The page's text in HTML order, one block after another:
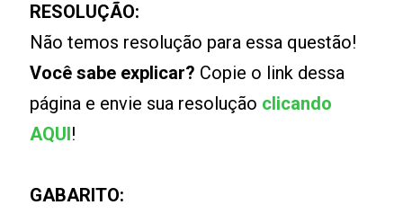
RESOLUÇÃO:
Não temos resolução para essa questão!
Você sabe explicar? Copie o link dessa
página e envie sua resolução clicando
AQUI!
GABARITO: